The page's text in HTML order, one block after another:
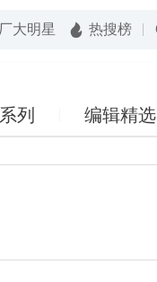
系列 编辑精选